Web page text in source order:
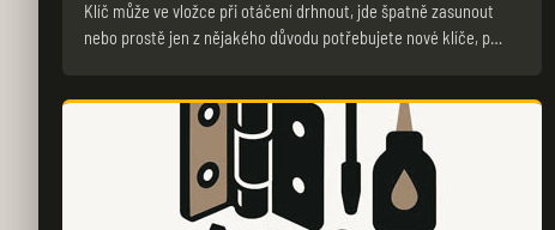
Klíč může ve vložce při otáčení drhnout, jde špatně zasunout
nebo prostě jen z nějakého důvodu potřebujete nové klíče, p…